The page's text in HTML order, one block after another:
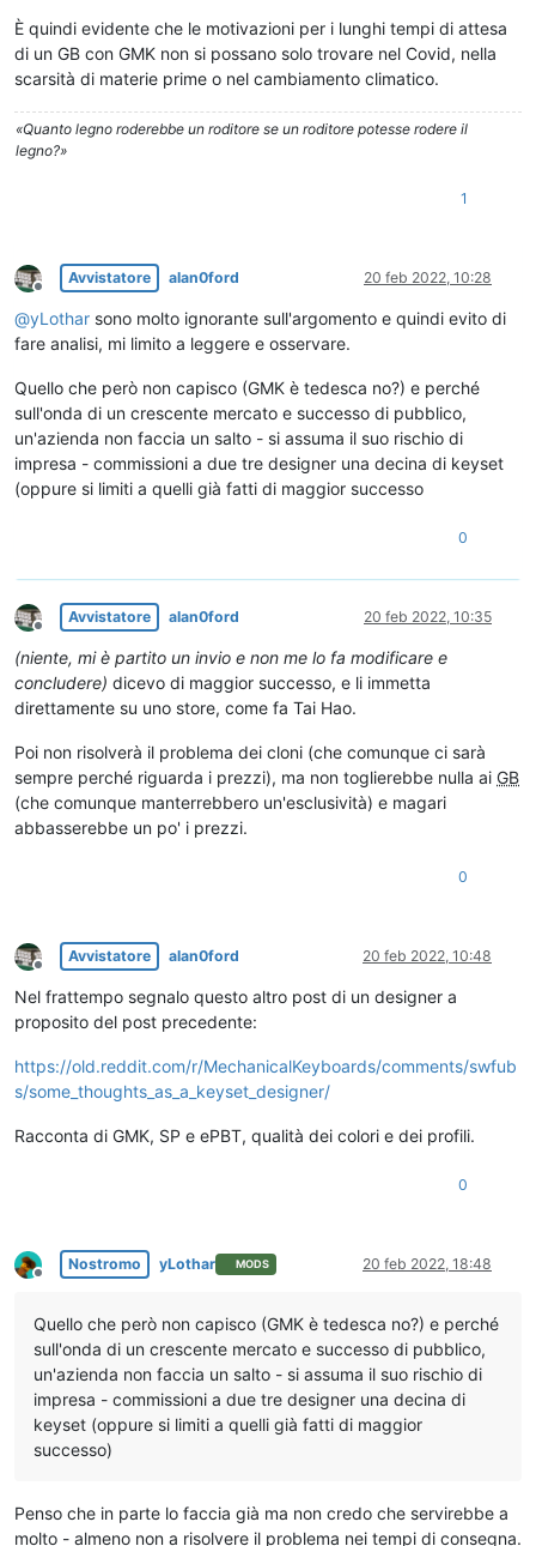
È quindi evidente che le motivazioni per i lunghi tempi di attesa
di un GB con GMK non si possano solo trovare nel Covid, nella
scarsità di materie prime o nel cambiamento climatico.
«Quanto legno roderebbe un roditore se un roditore potesse rodere il
legno?»
1
Non in linea
Avvistatore alan0ford 20 feb 2022, 10:28
@yLothar sono molto ignorante sull'argomento e quindi evito di
fare analisi, mi limito a leggere e osservare.
Quello che però non capisco (GMK è tedesca no?) e perché
sull'onda di un crescente mercato e successo di pubblico,
un'azienda non faccia un salto - si assuma il suo rischio di
impresa - commissioni a due tre designer una decina di keyset
(oppure si limiti a quelli già fatti di maggior successo
0
Non in linea
Avvistatore alan0ford 20 feb 2022, 10:35
(niente, mi è partito un invio e non me lo fa modificare e
concludere) dicevo di maggior successo, e li immetta
direttamente su uno store, come fa Tai Hao.
Poi non risolverà il problema dei cloni (che comunque ci sarà
sempre perché riguarda i prezzi), ma non toglierebbe nulla ai GB
(che comunque manterrebbero un'esclusività) e magari
abbasserebbe un po' i prezzi.
0
Non in linea
Avvistatore alan0ford 20 feb 2022, 10:48
Nel frattempo segnalo questo altro post di un designer a
proposito del post precedente:
https://old.reddit.com/r/MechanicalKeyboards/comments/swfub
s/some_thoughts_as_a_keyset_designer/
Racconta di GMK, SP e ePBT, qualità dei colori e dei profili.
0
Non in linea
Nostromo yLothar MODS 20 feb 2022, 18:48
Quello che però non capisco (GMK è tedesca no?) e perché
sull'onda di un crescente mercato e successo di pubblico,
un'azienda non faccia un salto - si assuma il suo rischio di
impresa - commissioni a due tre designer una decina di
keyset (oppure si limiti a quelli già fatti di maggior
successo)
Penso che in parte lo faccia già ma non credo che servirebbe a
molto - almeno non a risolvere il problema nei tempi di consegna.